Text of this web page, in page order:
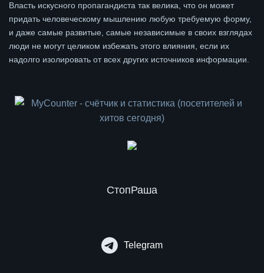
Власть искусного пропагандиста так велика, что он может
придать человеческому мышлению любую требуемую форму,
и даже самые развитые, самые независимые в своих взглядах
люди не могут целиком избежать этого влияния, если их
надолго изолировать от всех других источников информации.
СтопРаша
Telegram